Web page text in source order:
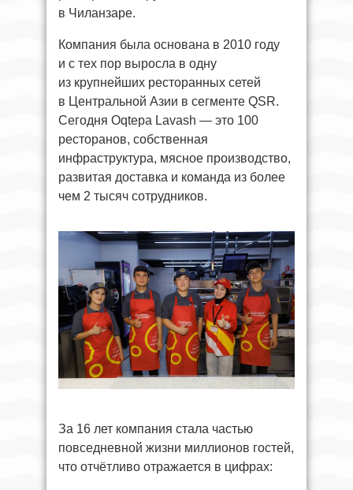
в Чиланзаре.
Компания была основана в 2010 году
и с тех пор выросла в одну
из крупнейших ресторанных сетей
в Центральной Азии в сегменте QSR.
Сегодня Oqtepa Lavash — это 100
ресторанов, собственная
инфраструктура, мясное производство,
развитая доставка и команда из более
чем 2 тысяч сотрудников.
За 16 лет компания стала частью
повседневной жизни миллионов гостей,
что отчётливо отражается в цифрах: